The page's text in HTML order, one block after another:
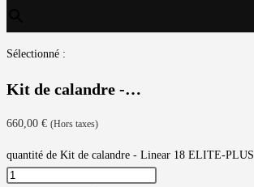
Sélectionné :
Kit de calandre -…
660,00 € (Hors taxes)
quantité de Kit de calandre - Linear 18 ELITE-PLUS